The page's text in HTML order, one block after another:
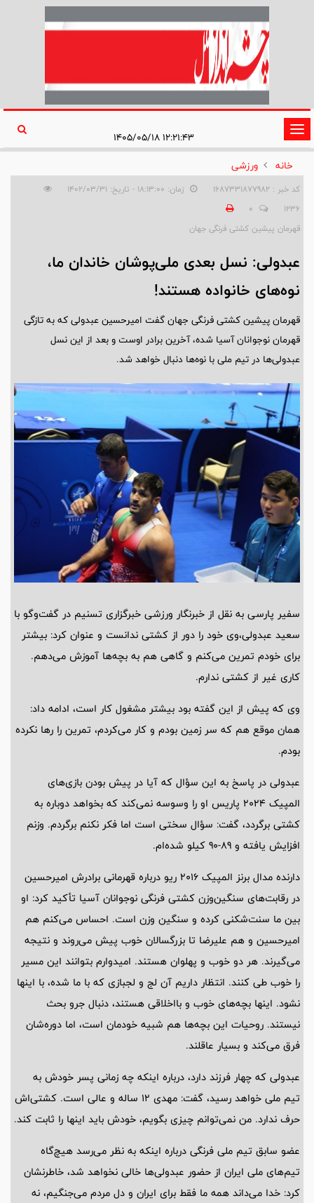
تغییر
وضعیت
ناوبری
خانه
ورزشی
کد خبر : 1687331877982
زمان: ۱۸:۱۳:۰۰ - تاریخ: ۱۴۰۲/۰۳/۳۱
1236
0
قهرمان پیشین کشتی فرنگی جهان
عبدولی: نسل بعدی ملی‌پوشان خاندان ما،
نوه‌های خانواده هستند!
قهرمان پیشین کشتی فرنگی جهان گفت امیرحسین عبدولی که به تازگی
قهرمان نوجوانان آسیا شده، آخرین برادر اوست و بعد از این نسل
عبدولی‌ها در تیم ملی با نوه‌ها دنبال خواهد شد.
سفیر پارسی به نقل از خبرنگار ورزشی خبرگزاری تسنیم در گفت‌وگو با
سعید عبدولی،وی خود را دور از کشتی ندانست و عنوان کرد: بیشتر
برای خودم تمرین می‌کنم و گاهی هم به بچه‌ها آموزش می‌دهم.
کاری غیر از کشتی ندارم.
وی که پیش از این گفته بود بیشتر مشغول کار است، ادامه داد:
همان موقع هم که سر زمین بودم و کار می‌کردم، تمرین را رها نکرده
بودم.
عبدولی در پاسخ به این سؤال که آیا در پیش بودن بازی‌های
المپیک 2024 پاریس او را وسوسه نمی‌کند که بخواهد دوباره به
کشتی برگردد، گفت: سؤال سختی است اما فکر نکنم برگردم. وزنم
افزایش یافته و 89-90 کیلو شده‌ام.
دارنده مدال برنز المپیک 2016 ریو درباره قهرمانی برادرش امیرحسین
در رقابت‌های سنگین‌وزن کشتی فرنگی نوجوانان آسیا تأکید کرد: او
بین ما سنت‌شکنی کرده و سنگین وزن است. احساس می‌کنم هم
امیرحسین و هم علیرضا تا بزرگسالان خوب پیش می‌روند و نتیجه
می‌گیرند. هر دو خوب و پهلوان هستند. امیدوارم بتوانند این مسیر
را خوب طی کنند. انتظار داریم آن لج و لجبازی که با ما شده، با اینها
نشود. اینها بچه‌های خوب و بااخلاقی هستند، دنبال جرو بحث
نیستند. روحیات این بچه‌ها هم شبیه خودمان است، اما دوره‌شان
فرق می‌کند و بسیار عاقلند.
عبدولی که چهار فرزند دارد، درباره اینکه چه زمانی پسر خودش به
تیم ملی خواهد رسید، گفت: مهدی 12 ساله و عالی است. کشتی‌اش
حرف ندارد. من نمی‌توانم چیزی بگویم، خودش باید اینها را ثابت کند.
عضو سابق تیم ملی فرنگی درباره اینکه به نظر می‌رسد هیچ‌گاه
تیم‌های ملی ایران از حضور عبدولی‌ها خالی نخواهد شد، خاطرنشان
کرد: خدا می‌داند همه ما فقط برای ایران و دل مردم می‌جنگیم، نه